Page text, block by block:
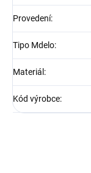
Provedení:
Tipo Mdelo:
Materiál :
Kód výrobce: